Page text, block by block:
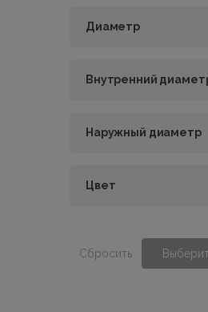
Диаметр
Внутренний
Наружный диаметр
Цвет
Сбросить